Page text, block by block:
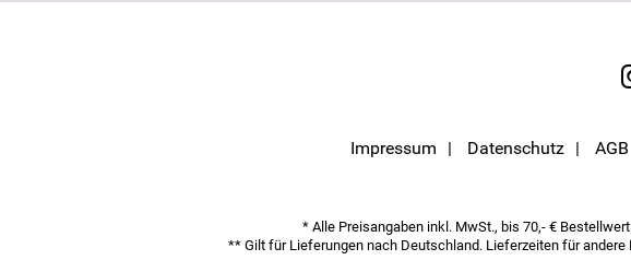
Impressum Datenschutz AGB
* Alle Preisangaben inkl. MwSt., bis 70,- €
** Gilt für Lieferungen nach Deutschland. Lieferzeiten für